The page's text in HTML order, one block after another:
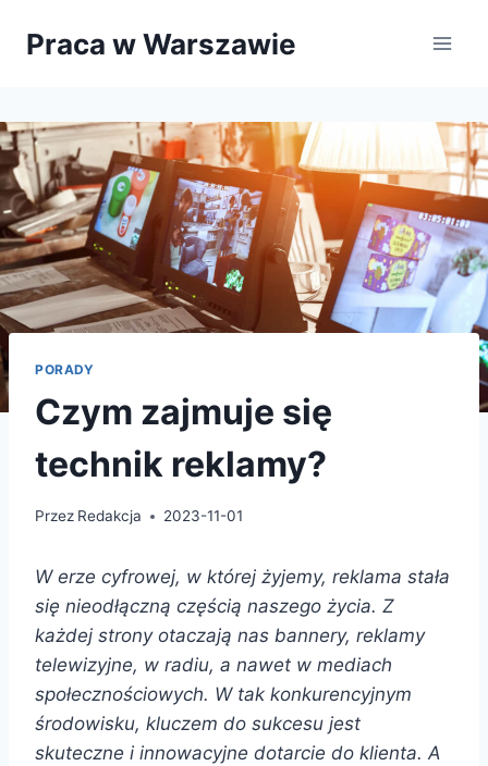
Praca w Warszawie
PORADY
Czym zajmuje się
technik reklamy?
Przez Redakcja 2023-11-01
W erze cyfrowej, w której żyjemy, reklama stała
się nieodłączną częścią naszego życia. Z
każdej strony otaczają nas bannery, reklamy
telewizyjne, w radiu, a nawet w mediach
społecznościowych. W tak konkurencyjnym
środowisku, kluczem do sukcesu jest
skuteczne i innowacyjne dotarcie do klienta. A